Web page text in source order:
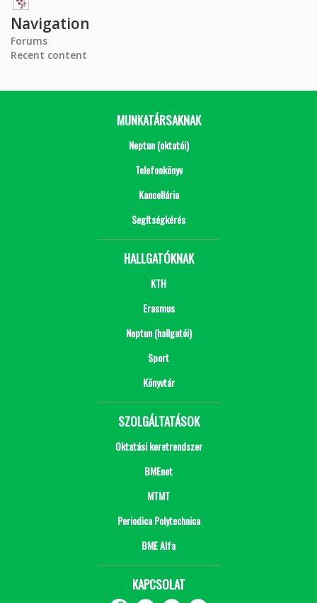
Navigation
Forums
Recent content
MUNKATÁRSAKNAK
Neptun (oktatói)
Telefonkönyv
Kancellária
Segítségkérés
HALLGATÓKNAK
KTH
Erasmus
Neptun (hallgatói)
Sport
Könyvtár
SZOLGÁLTATÁSOK
Oktatási keretrendszer
BMEnet
MTMT
Periodica Polytechnica
BME Alfa
KAPCSOLAT